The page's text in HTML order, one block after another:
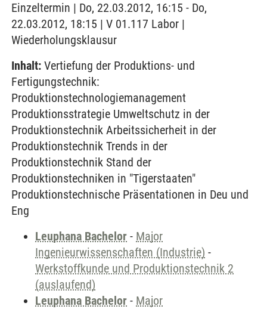
Einzeltermin | Do, 22.03.2012, 16:15 - Do,
22.03.2012, 18:15 | V 01.117 Labor |
Wiederholungsklausur
Inhalt: Vertiefung der Produktions- und
Fertigungstechnik:
Produktionstechnologiemanagement
Produktionsstrategie Umweltschutz in der
Produktionstechnik Arbeitssicherheit in der
Produktionstechnik Trends in der
Produktionstechnik Stand der
Produktionstechniken in "Tigerstaaten"
Produktionstechnische Präsentationen in Deu und
Eng
Leuphana Bachelor - Major
Ingenieurwissenschaften (Industrie) -
Werkstoffkunde und Produktionstechnik 2
(auslaufend)
Leuphana Bachelor - Major